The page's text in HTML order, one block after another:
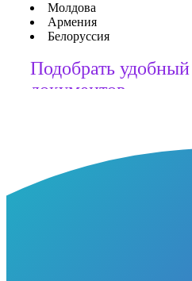
Молдова
Армения
Белоруссия
Подобрать
документов
Copyright FTEDelivery © 2024-2025